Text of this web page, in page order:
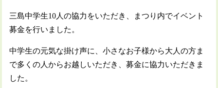
三島中学生10人の協力をいただき、まつり内でイベント
募金を行いました。
中学生の元気な掛け声に、小さなお子様から大人の方ま
で多くの人からお越しいただき、募金に協力いただきま
した。